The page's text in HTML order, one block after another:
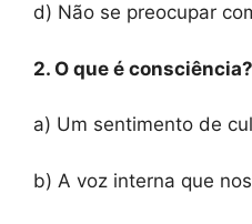
d) Não se preocupar
2. O que é consciência?
a) Um sentimento de
b) A voz interna que